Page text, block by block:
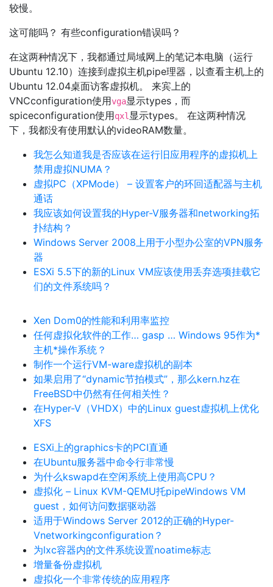
较慢。
这可能吗？ 有些configuration错误吗？
在这两种情况下，我都通过局域网上的笔记本电脑（运行
Ubuntu 12.10）连接到虚拟主机pipe理器，以查看主机上的
Ubuntu 12.04桌面访客虚拟机。 来宾上的
VNCconfiguration使用vga显示types，而
spiceconfiguration使用qxl 显示types。 在这两种情况
下，我都没有使用默认的videoRAM数量。
我怎么知道我是否应该在运行旧应用程序的虚拟机上
禁用虚拟NUMA？
虚拟PC（XPMode） – 设置客户的环回适配器与主机
通话
我应该如何设置我的Hyper-V服务器和networking拓
扑结构？
Windows Server 2008上用于小型办公室的VPN服务
器
ESXi 5.5下的新的Linux VM应该使用丢弃选项挂载它
们的文件系统吗？
Xen Dom0的性能和利用率监控
任何虚拟化软件的工作… gasp … Windows 95作为*
主机*操作系统？
制作一个运行VM-ware虚拟机的副本
如果启用了“dynamic节拍模式”，那么kern.hz在
FreeBSD中仍然有任何相关性？
在Hyper-V（VHDX）中的Linux guest虚拟机上优化
XFS
ESXi上的graphics卡的PCI直通
在Ubuntu服务器中命令行非常慢
为什么kswapd在空闲系统上使用高CPU？
虚拟化 – Linux KVM-QEMU托pipeWindows VM
guest，如何访问数据驱动器
适用于Windows Server 2012的正确的Hyper-
Vnetworkingconfiguration？
为lxc容器内的文件系统设置noatime标志
增量备份虚拟机
虚拟化一个非常传统的应用程序